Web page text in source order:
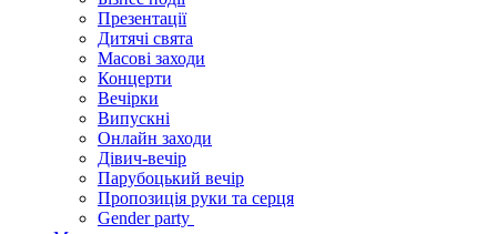
Презентації
Дитячі свята
Масові заходи
Концерти
Вечірки
Випускні
Онлайн заходи
Дівич-вечір
Парубоцький вечір
Пропозиція руки та серця
Gender party